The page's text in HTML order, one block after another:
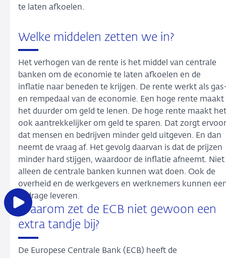
te laten afkoelen.
Welke middelen zetten we in?
Het verhogen van de rente is het middel van centrale
banken om de economie te laten afkoelen en de
inflatie naar beneden te krijgen. De rente werkt als
en rempedaal van de economie. Een hoge rente maakt
het duurder om geld te lenen. De hoge rente maakt het
ook aantrekkelijker om geld te sparen. Dat zorgt ervoor
dat mensen en bedrijven minder geld uitgeven. En dan
neemt de vraag af. Het gevolg daarvan is dat de prijzen
minder hard stijgen, waardoor de inflatie afneemt. Niet
alleen de centrale banken kunnen wat doen. Ook de
overheid en de werkgevers en werknemers kunnen
bijdrage leveren.
Open
de
Waarom zet de ECB niet gewoon een
extra tandje bij?
De Europese Centrale Bank (ECB) heeft de